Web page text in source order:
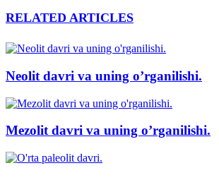
RELATED ARTICLES
Neolit davri va uning o’rganilishi.
Mezolit davri va uning o’rganilishi.